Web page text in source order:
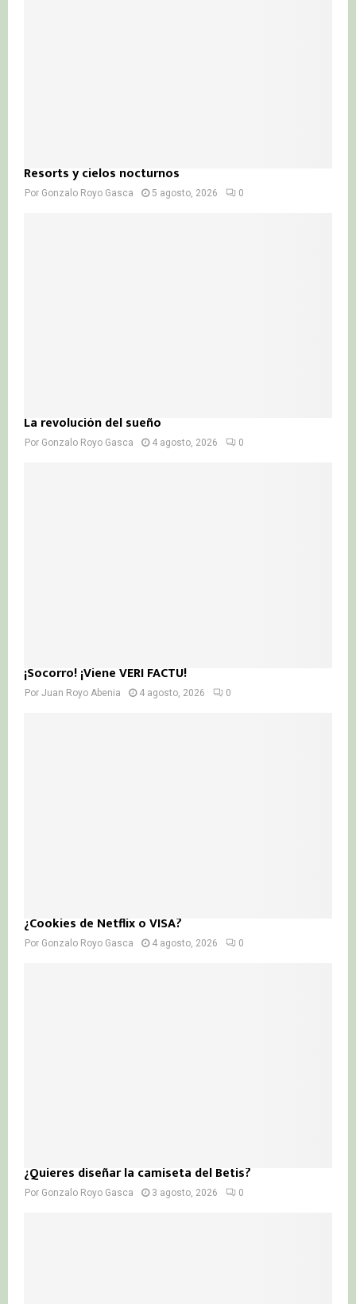
Resorts y cielos nocturnos
Por Gonzalo Royo Gasca 5 agosto, 2026 0
La revolución del sueño
Por Gonzalo Royo Gasca 4 agosto, 2026 0
¡Socorro! ¡Viene VERI FACTU!
Por Juan Royo Abenia 4 agosto, 2026 0
¿Cookies de Netflix o VISA?
Por Gonzalo Royo Gasca 4 agosto, 2026 0
¿Quieres diseñar la camiseta del Betis?
Por Gonzalo Royo Gasca 3 agosto, 2026 0